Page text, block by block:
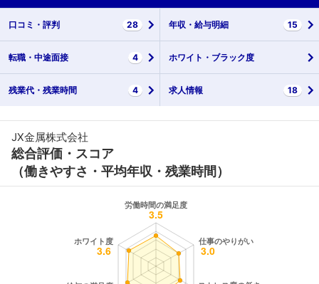
口コミ・ 評判 28 年収・ 給与明細 15
転職・ 中途面接 4 ホワイト・ ブラック度
残業代・ 残業時間 4 求人情報 18
JX金属株式会社
総合評価・スコア
（働きやすさ・平均年収・残業時間）